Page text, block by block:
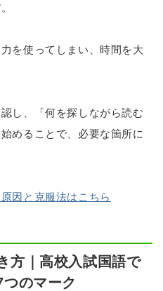
。
を使ってしまい、時間を大
し、「何を探しながら読む
めることで、必要な箇所に
因と克服法はこちら
方｜高校入試国語で
のマーク